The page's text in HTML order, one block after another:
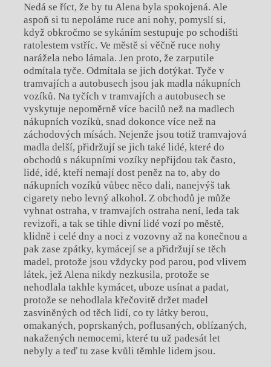
Nedá se říct, že by tu Alena byla spokojená. Ale
aspoň si tu nepoláme ruce ani nohy, pomyslí si,
když obkročmo se sykáním sestupuje po schodišti
ratolestem vstříc. Ve městě si věčně ruce nohy
narážela nebo lámala. Jen proto, že zarputile
odmítala tyče. Odmítala se jich dotýkat. Tyče v
tramvajích a autobusech jsou jak madla nákupních
vozíků. Na tyčích v tramvajích a autobusech se
vyskytuje nepoměrně více bacilů než na madlech
nákupních vozíků, snad dokonce více než na
záchodových mísách. Nejenže jsou totiž tramvajová
madla delší, přidržují se jich také lidé, které do
obchodů s nákupními vozíky nepřijdou tak často,
lidé, idé, kteří nemají dost peněz na to, aby do
nákupních vozíků vůbec něco dali, nanejvýš tak
cigarety nebo levný alkohol. Z obchodů je může
vyhnat ostraha, v tramvajích ostraha není, leda tak
revizoři, a tak se tihle divní lidé vozí po městě,
klidně i celé dny a noci z vozovny až na konečnou a
pak zase zpátky, kymácejí se a přidržují se těch
madel, protože jsou vždycky pod parou, pod vlivem
látek, jež Alena nikdy nezkusila, protože se
nehodlala takhle kymácet, uboze usínat a padat,
protože se nehodlala křečovitě držet madel
zasviněných od těch lidí, co ty látky berou,
omakaných, poprskaných, poflusaných, oblízaných,
nakažených nemocemi, které tu už padesát let
nebyly a teď tu zase kvůli těmhle lidem jsou.